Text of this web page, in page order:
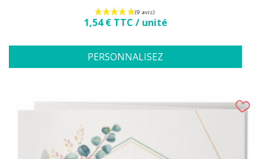
Prix
1,54 € TTC / unité
PERSONNALISEZ